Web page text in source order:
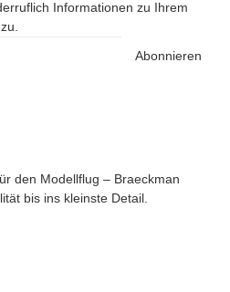
Informationen zu Ihrem
Abonnieren
den Modellflug – Braeckman
bis ins kleinste Detail.